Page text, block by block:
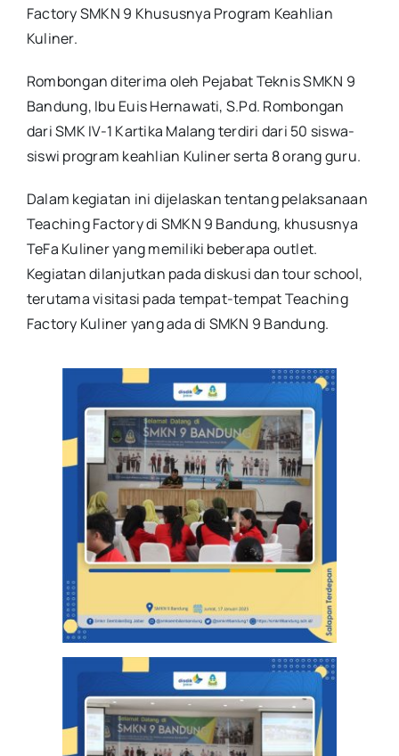
Factory SMKN 9 Khususnya Program Keahlian
Kuliner.
Rombongan diterima oleh Pejabat Teknis SMKN 9
Bandung, Ibu Euis Hernawati, S.Pd. Rombongan
dari SMK IV-1 Kartika Malang terdiri dari 50 siswa-
siswi program keahlian Kuliner serta 8 orang guru.
Dalam kegiatan ini dijelaskan tentang pelaksanaan
Teaching Factory di SMKN 9 Bandung, khususnya
TeFa Kuliner yang memiliki beberapa outlet.
Kegiatan dilanjutkan pada diskusi dan tour school,
terutama visitasi pada tempat-tempat Teaching
Factory Kuliner yang ada di SMKN 9 Bandung.